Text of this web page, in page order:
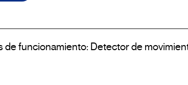
funcionamiento: Detector de